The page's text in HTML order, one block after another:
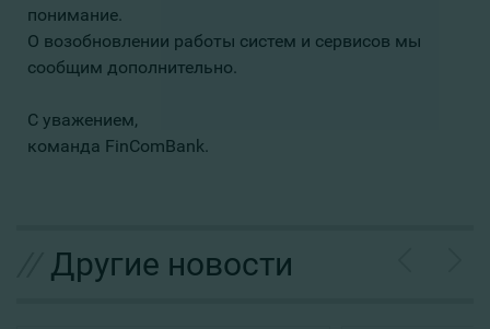
понимание.
О возобновлении работы систем и сервисов мы
сообщим дополнительно.
С уважением,
команда FinComBank.
Другие новости